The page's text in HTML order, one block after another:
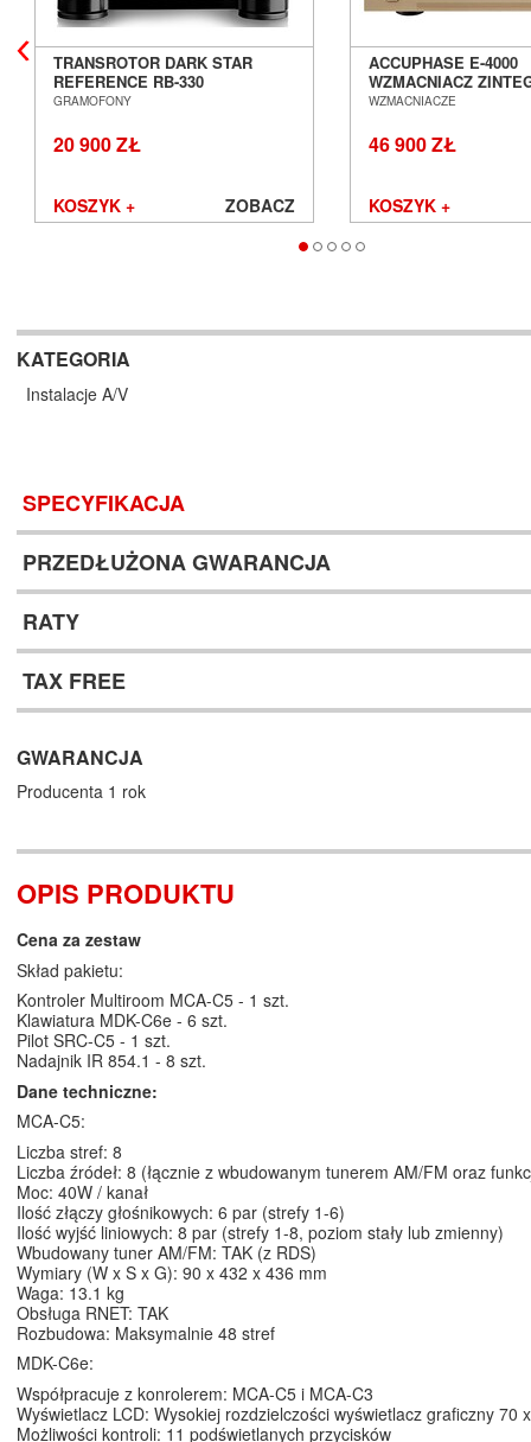
TRANSROTOR DARK STAR
REFERENCE RB-330
GRAMOFON ANALOGOWY
GRAMOFONY
20 900 ZŁ
KOSZYK + ZOBACZ
ACCUPHASE E-4000
WZMACNIACZ
SALON POZNAŃ
WZMACNIACZE
46 900 ZŁ
KOSZYK +
KATEGORIA
Instalacje A/V
SPECYFIKACJA
PRZEDŁUŻONA GWARANCJA
RATY
TAX FREE
GWARANCJA
Producenta 1 rok
OPIS PRODUKTU
Cena za zestaw
Skład pakietu:
Kontroler Multiroom MCA-C5 - 1 szt.
Klawiatura MDK-C6e - 6 szt.
Pilot SRC-C5 - 1 szt.
Nadajnik IR 854.1 - 8 szt.
Dane techniczne:
MCA-C5:
Liczba stref: 8
Liczba źródeł: 8 (łącznie z wbudowanym tunerem AM/FM oraz
Moc: 40W / kanał
Ilość złączy głośnikowych: 6 par (strefy 1-6)
Ilość wyjść liniowych: 8 par (strefy 1-8, poziom stały lub zmienny)
Wbudowany tuner AM/FM: TAK (z RDS)
Wymiary (W x S x G): 90 x 432 x 436 mm
Waga: 13.1 kg
Obsługa RNET: TAK
Rozbudowa: Maksymalnie 48 stref
MDK-C6e:
Współpracuje z konrolerem: MCA-C5 i MCA-C3
Wyświetlacz LCD: Wysokiej rozdzielczości wyświetlacz graficzny 70
Możliwości kontroli: 11 podświetlanych przycisków